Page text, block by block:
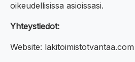
oikeudellisissa asioissasi.
Yhteystiedot:
Website: lakitoimistotvantaa.com